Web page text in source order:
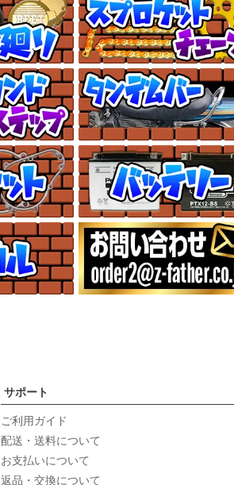
サポート
ご利用ガイド
配送・送料について
お支払いについて
返品・交換について